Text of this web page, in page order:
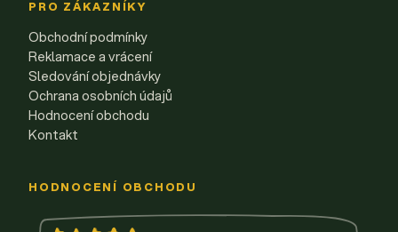
PRO ZÁKAZNÍKY
Obchodní podmínky
Reklamace a vrácení
Sledování objednávky
Ochrana osobních údajů
Hodnocení obchodu
Kontakt
HODNOCENÍ OBCHODU